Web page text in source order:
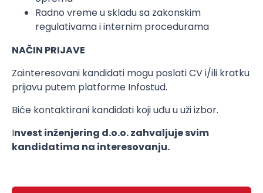
Radno vreme u skladu sa zakonskim
regulativama i internim procedurama
NAČIN PRIJAVE
Zainteresovani kandidati mogu poslati CV i/ili kratku
prijavu putem platforme Infostud.
Biće kontaktirani kandidati koji uđu u uži izbor.
Invest inženjering d.o.o. zahvaljuje svim
kandidatima na interesovanju.